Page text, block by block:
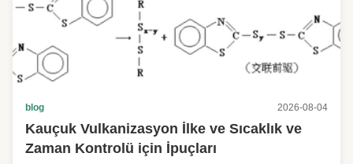
blog 2026-08-04
Kauçuk Vulkanizasyon İlke ve Sıcaklık ve
Zaman Kontrolü için İpuçları